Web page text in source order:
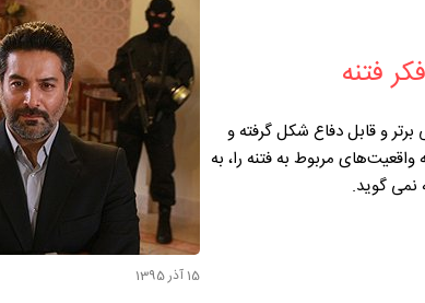
فتنه
برتر و قابل دفاع شکل گرفته و
مربوط به فتنه را، به
نمی گوید.
15 آذر 1395